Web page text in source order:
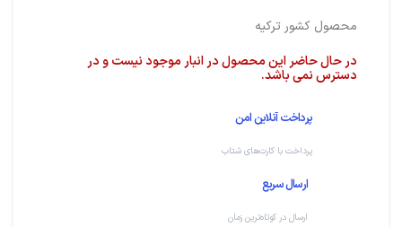
محصول کشور ترکیه
در حال حاضر این محصول در انبار موجود نیست و در
دسترس نمی باشد.
پرداخت آنلاین امن
پرداخت با کارت‌های شتاب
ارسال سریع
ارسال در کوتاه‌ترین زمان